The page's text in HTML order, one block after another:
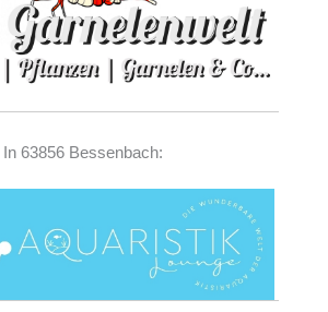
In 63856 Bessenbach: